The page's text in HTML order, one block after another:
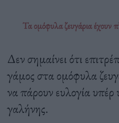
Τα ομόφυλα ζευγάρια έχουν
Δεν σημαίνει ότι
γάμος στα ομόφυλα
να πάρουν ευλογία υπέρ
γαλήνης.